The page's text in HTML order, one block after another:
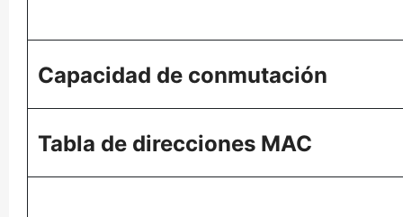
Capacidad de conmutación
Tabla de direcciones MAC